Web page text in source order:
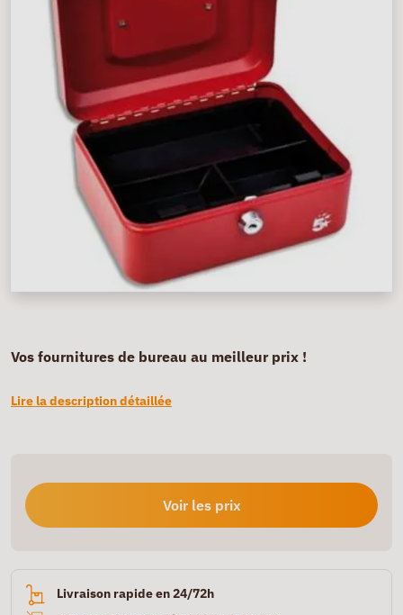
Vos fournitures de bureau au meilleur prix !
Lire la description détaillée
Voir les prix
Livraison rapide en 24/72h